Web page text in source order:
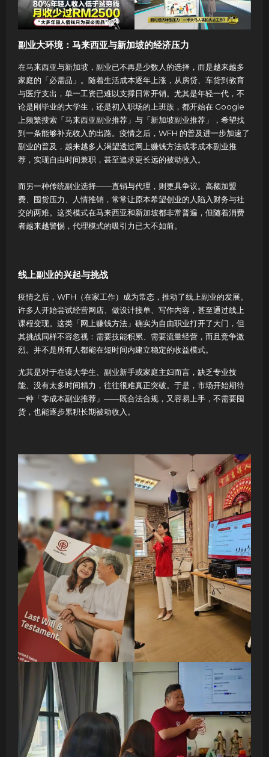
副业大环境：马来西亚与新加坡的经济压力
在马来西亚与新加坡，副业已不再是少数人的选择，而是越来越多
家庭的「必需品」。随着生活成本逐年上涨，从房贷、车贷到教育
与医疗支出，单一工资已难以支撑日常开销。尤其是年轻一代，不
论是刚毕业的大学生，还是初入职场的上班族，都开始在 Google
上频繁搜索「马来西亚副业推荐」与「新加坡副业推荐」，希望找
到一条能够补充收入的出路。疫情之后，WFH 的普及进一步加速了
副业的普及，越来越多人渴望透过网上赚钱方法或零成本副业推
荐，实现自由时间兼职，甚至追求更长远的被动收入。
而另一种传统副业选择——直销与代理，则更具争议。高额加盟
费、囤货压力、人情推销，常常让原本希望创业的人陷入财务与社
交的两难。这类模式在马来西亚和新加坡都非常普遍，但随着消费
者越来越警惕，代理模式的吸引力已大不如前。
线上副业的兴起与挑战
疫情之后，WFH（在家工作）成为常态，推动了线上副业的发展。
许多人开始尝试经营网店、做设计接单、写作内容，甚至通过线上
课程变现。这类「网上赚钱方法」确实为自由职业打开了大门，但
其挑战同样不容忽视：需要技能积累、需要流量经营，而且竞争激
烈。并不是所有人都能在短时间内建立稳定的收益模式。
尤其是对于在读大学生、副业新手或家庭主妇而言，缺乏专业技
能、没有太多时间精力，往往很难真正突破。于是，市场开始期待
一种「零成本副业推荐」——既合法合规，又容易上手，不需要囤
货，也能逐步累积长期被动收入。